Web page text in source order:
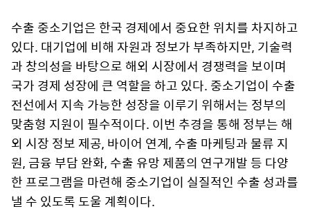
수출 중소기업은 한국 경제에서 중요한 위치를 차지하고
있다. 대기업에 비해 자원과 정보가 부족하지만, 기술력
과 창의성을 바탕으로 해외 시장에서 경쟁력을 보이며
국가 경제 성장에 큰 역할을 하고 있다. 중소기업이 수출
전선에서 지속 가능한 성장을 이루기 위해서는 정부의
맞춤형 지원이 필수적이다. 이번 추경을 통해 정부는 해
외 시장 정보 제공, 바이어 연계, 수출 마케팅과 물류 지
원, 금융 부담 완화, 수출 유망 제품의 연구개발 등 다양
한 프로그램을 마련해 중소기업이 실질적인 수출 성과를
낼 수 있도록 도울 계획이다.